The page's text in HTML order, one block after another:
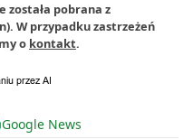
pobrana z
W przypadku zastrzeżeń
o kontakt.
Google News